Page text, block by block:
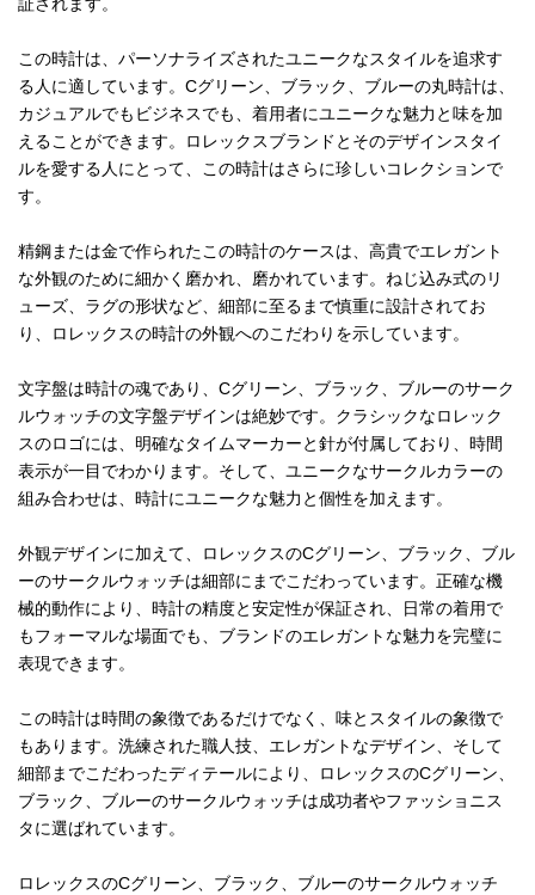
この時計は、パーソナライズされたユニークなスタイルを追求す
る人に適しています。Cグリーン、ブラック、ブルーの丸時計は、
カジュアルでもビジネスでも、着用者にユニークな魅力と味を加
えることができます。ロレックスブランドとそのデザインスタイ
ルを愛する人にとって、この時計はさらに珍しいコレクションで
す。
精鋼または金で作られたこの時計のケースは、高貴でエレガント
な外観のために細かく磨かれ、磨かれています。ねじ込み式のリ
ューズ、ラグの形状など、細部に至るまで慎重に設計されてお
り、ロレックスの時計の外観へのこだわりを示しています。
文字盤は時計の魂であり、Cグリーン、ブラック、ブルーのサーク
ルウォッチの文字盤デザインは絶妙です。クラシックなロレック
スのロゴには、明確なタイムマーカーと針が付属しており、時間
表示が一目でわかります。そして、ユニークなサークルカラーの
組み合わせは、時計にユニークな魅力と個性を加えます。
外観デザインに加えて、ロレックスのCグリーン、ブラック、ブル
ーのサークルウォッチは細部にまでこだわっています。正確な機
械的動作により、時計の精度と安定性が保証され、日常の着用で
もフォーマルな場面でも、ブランドのエレガントな魅力を完璧に
表現できます。
この時計は時間の象徴であるだけでなく、味とスタイルの象徴で
もあります。洗練された職人技、エレガントなデザイン、そして
細部までこだわったディテールにより、ロレックスのCグリーン、
ブラック、ブルーのサークルウォッチは成功者やファッショニス
タに選ばれています。
ロレックスのCグリーン、ブラック、ブルーのサークルウォッチ